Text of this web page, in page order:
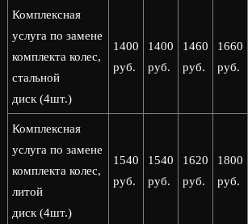
Комплексная
услуга по замене
комплекта колес,
стальной
диск (4шт.)
1400
руб.
1400
руб.
1460
руб.
1660
руб.
Комплексная
услуга по замене
комплекта колес,
литой
диск (4шт.)
1540
руб.
1540
руб.
1620
руб.
1800
руб.